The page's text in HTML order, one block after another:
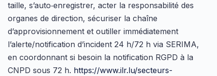
taille, s’auto‑enregistrer, acter la responsabilité des
organes de direction, sécuriser la chaîne
d’approvisionnement et outiller immédiatement
l’alerte/notification d’incident 24 h/72 h via SERIMA,
en coordonnant si besoin la notification RGPD à la
CNPD sous 72 h. https://www.ilr.lu/secteurs-